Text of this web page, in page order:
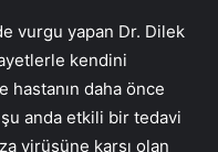
vurgu yapan Dr. Dilek
kendini
hastanın daha önce
anda etkili bir tedavi
virüsüne karşı olan